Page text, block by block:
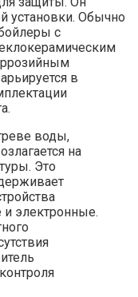
установки. Обычно
с
в
воды,
на
Это
и электронные.